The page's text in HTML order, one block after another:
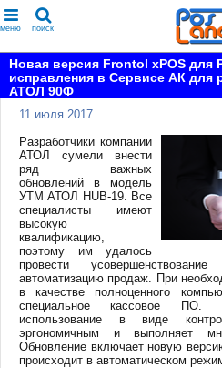
меню поиск
Новая версия Frontol xPOS для
исправления в Сервисе АК для
АТОЛ 90Ф
11 июля 2017
Разработчики компании
АТОЛ сумели внести
ряд важных
обновлений в модель
УТМ АТОЛ HUB-19. Все
специалисты имеют
высокую
квалификацию,
поэтому им удалось
провести
автоматизацию продаж. При
в качестве полноценного
специальное кассовое ПО.
использование в виде
эргономичным и выполняет
Обновление включает новую
происходит в автоматическом